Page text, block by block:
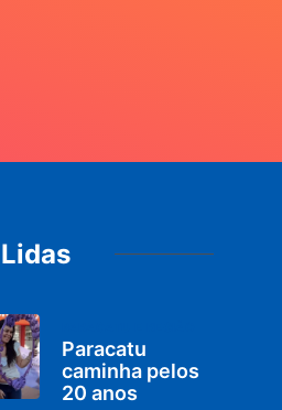
Paracatu
caminha pelos
20 anos